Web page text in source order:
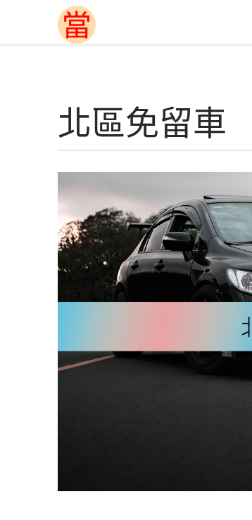
北區免留車